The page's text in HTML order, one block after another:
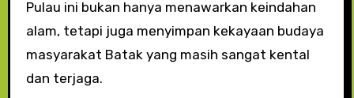
Pulau ini bukan hanya menawarkan keindahan
alam, tetapi juga menyimpan kekayaan budaya
masyarakat Batak yang masih sangat kental
dan terjaga.